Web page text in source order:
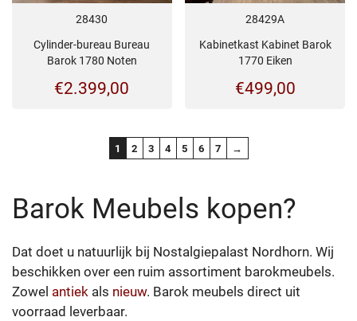
28430
Cylinder-bureau Bureau
Barok 1780 Noten
€2.399,00
28429A
Kabinetkast Kabinet Barok
1770 Eiken
€499,00
1 2 3 4 5 6 7 →
Barok Meubels kopen?
Dat doet u natuurlijk bij Nostalgiepalast Nordhorn. Wij
beschikken over een ruim assortiment barokmeubels.
Zowel antiek als nieuw. Barok meubels direct uit
voorraad leverbaar.